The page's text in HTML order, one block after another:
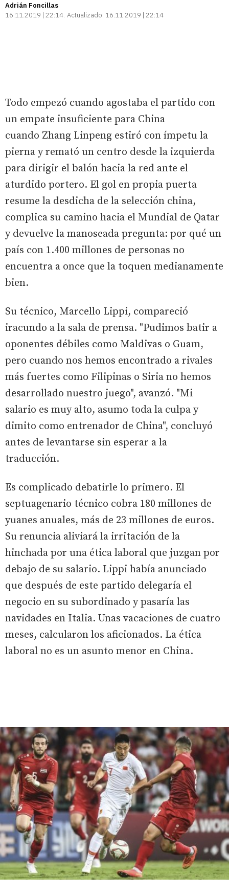
Adrián Foncillas
16.11.2019 | 22:14 Actualizado: 16.11.2019 | 22:14
Todo empezó cuando agostaba el partido con
un empate insuficiente para China
cuando Zhang Linpeng estiró con ímpetu la
pierna y remató un centro desde la izquierda
para dirigir el balón hacia la red ante el
aturdido portero. El gol en propia puerta
resume la desdicha de la selección china,
complica su camino hacia el Mundial de Qatar
y devuelve la manoseada pregunta: por qué un
país con 1.400 millones de personas no
encuentra a once que la toquen medianamente
bien.
Su técnico, Marcello Lippi, compareció
iracundo a la sala de prensa. "Pudimos batir a
oponentes débiles como Maldivas o Guam,
pero cuando nos hemos encontrado a rivales
más fuertes como Filipinas o Siria no hemos
desarrollado nuestro juego", avanzó. "Mi
salario es muy alto, asumo toda la culpa y
dimito como entrenador de China", concluyó
antes de levantarse sin esperar a la
traducción.
Es complicado debatirle lo primero. El
septuagenario técnico cobra 180 millones de
yuanes anuales, más de 23 millones de euros.
Su renuncia aliviará la irritación de la
hinchada por una ética laboral que juzgan por
debajo de su salario. Lippi había anunciado
que después de este partido delegaría el
negocio en su subordinado y pasaría las
navidades en Italia. Unas vacaciones de cuatro
meses, calcularon los aficionados. La ética
laboral no es un asunto menor en China.